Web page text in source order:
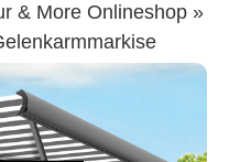
& More Onlineshop »